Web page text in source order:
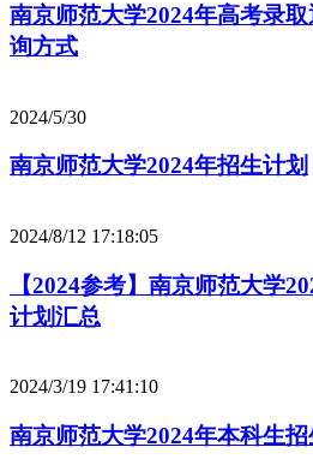
南京师范大学2024年高考录
询方式
2024/5/30
南京师范大学2024年招生计划
2024/8/12 17:18:05
【2024参考】南京师范大学
计划汇总
2024/3/19 17:41:10
南京师范大学2024年本科生